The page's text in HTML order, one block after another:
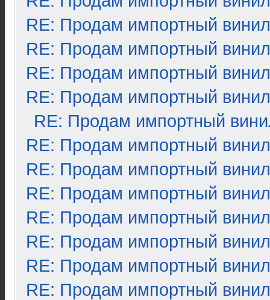
RE: Продам импортный винил
RE: Продам импортный винил
RE: Продам импортный винил
RE: Продам импортный винил
RE: Продам импортный
RE: Продам импортный винил
RE: Продам импортный винил
RE: Продам импортный винил
RE: Продам импортный винил
RE: Продам импортный винил
RE: Продам импортный винил
RE: Продам импортный винил